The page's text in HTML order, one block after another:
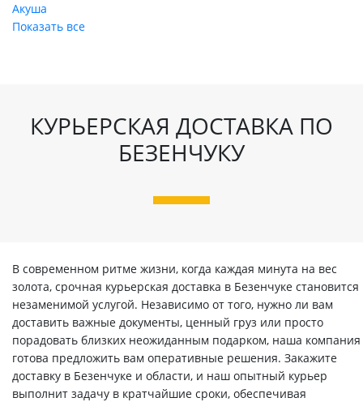
Акуша
Показать все
КУРЬЕРСКАЯ ДОСТАВКА ПО
БЕЗЕНЧУКУ
В современном ритме жизни, когда каждая минута на вес
золота, срочная курьерская доставка в Безенчуке становится
незаменимой услугой. Независимо от того, нужно ли вам
доставить важные документы, ценный груз или просто
порадовать близких неожиданным подарком, наша компания
готова предложить вам оперативные решения. Закажите
доставку в Безенчуке и области, и наш опытный курьер
выполнит задачу в кратчайшие сроки, обеспечивая